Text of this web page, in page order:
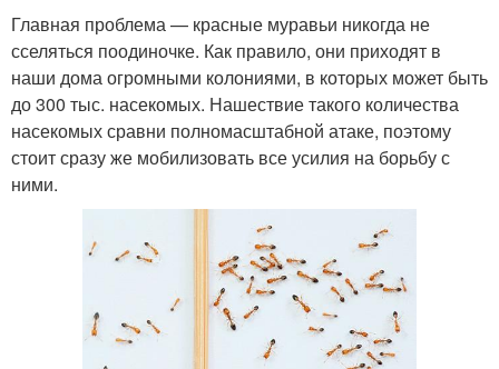
Главная проблема — красные муравьи никогда не
сселяться поодиночке. Как правило, они приходят в
наши дома огромными колониями, в которых может быть
до 300 тыс. насекомых. Нашествие такого количества
насекомых сравни полномасштабной атаке, поэтому
стоит сразу же мобилизовать все усилия на борьбу с
ними.